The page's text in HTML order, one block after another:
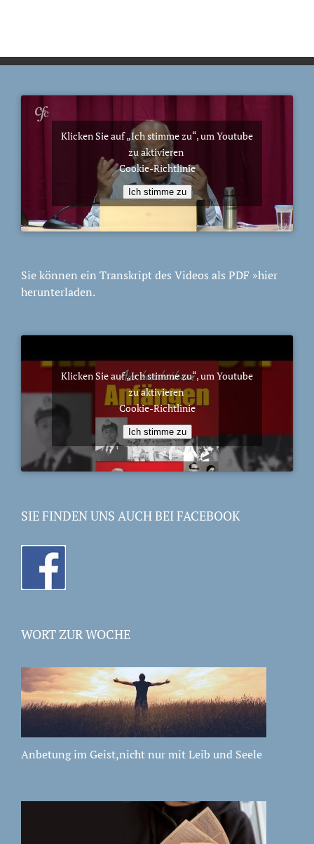
Klicken Sie auf „Ich stimme zu“, um Youtube
zu aktivieren
Cookie-Richtlinie
Ich stimme zu
Sie können ein Transkript des Videos als PDF »hier
herunterladen.
Klicken Sie auf „Ich stimme zu“, um Youtube
zu aktivieren
Cookie-Richtlinie
Ich stimme zu
SIE FINDEN UNS AUCH BEI FACEBOOK
WORT ZUR WOCHE
Anbetung im Geist,nicht nur mit Leib und Seele